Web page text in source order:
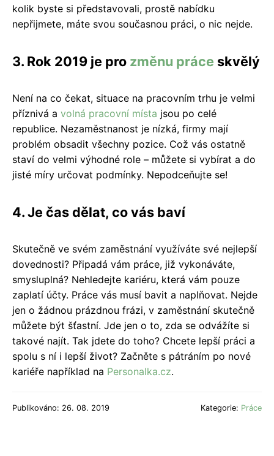
kolik byste si představovali, prostě nabídku
nepřijmete, máte svou současnou práci, o nic nejde.
3. Rok 2019 je pro změnu práce skvělý
Není na co čekat, situace na pracovním trhu je velmi
příznivá a volná pracovní místa jsou po celé
republice. Nezaměstnanost je nízká, firmy mají
problém obsadit všechny pozice. Což vás ostatně
staví do velmi výhodné role – můžete si vybírat a do
jisté míry určovat podmínky. Nepodceňujte se!
4. Je čas dělat, co vás baví
Skutečně ve svém zaměstnání využíváte své nejlepší
dovednosti? Připadá vám práce, již vykonáváte,
smysluplná? Nehledejte kariéru, která vám pouze
zaplatí účty. Práce vás musí bavit a naplňovat. Nejde
jen o žádnou prázdnou frázi, v zaměstnání skutečně
můžete být šťastní. Jde jen o to, zda se odvážíte si
takové najít. Tak jdete do toho? Chcete lepší práci a
spolu s ní i lepší život? Začněte s pátráním po nové
kariéře například na Personalka.cz.
Publikováno: 26. 08. 2019 Kategorie: Práce